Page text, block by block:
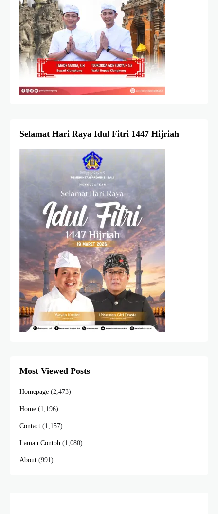
Selamat Hari Raya Idul Fitri 1447 Hijriah
Most Viewed Posts
Homepage (2,473)
Home (1,196)
Contact (1,157)
Laman Contoh (1,080)
About (991)